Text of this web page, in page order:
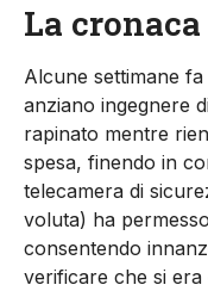
La cronaca
Alcune settimane
anziano ingegnere
rapinato mentre
spesa, finendo in
telecamera di
voluta) ha
consentendo
verificare che si